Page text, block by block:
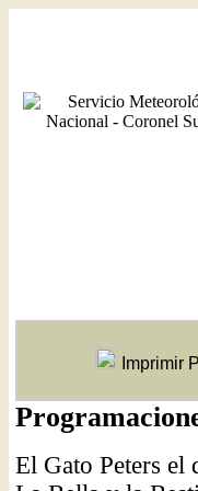
Imprimir
El Gato Peters el